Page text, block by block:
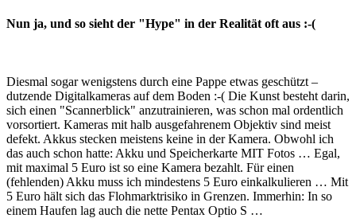
Nun ja, und so sieht der "Hype" in der Realität oft aus :-(
Diesmal sogar wenigstens durch eine Pappe etwas geschützt –
dutzende Digitalkameras auf dem Boden :-( Die Kunst besteht darin,
sich einen "Scannerblick" anzutrainieren, was schon mal ordentlich
vorsortiert. Kameras mit halb ausgefahrenem Objektiv sind meist
defekt. Akkus stecken meistens keine in der Kamera. Obwohl ich
das auch schon hatte: Akku und Speicherkarte MIT Fotos … Egal,
mit maximal 5 Euro ist so eine Kamera bezahlt. Für einen
(fehlenden) Akku muss ich mindestens 5 Euro einkalkulieren … Mit
5 Euro hält sich das Flohmarktrisiko in Grenzen. Immerhin: In so
einem Haufen lag auch die nette Pentax Optio S …